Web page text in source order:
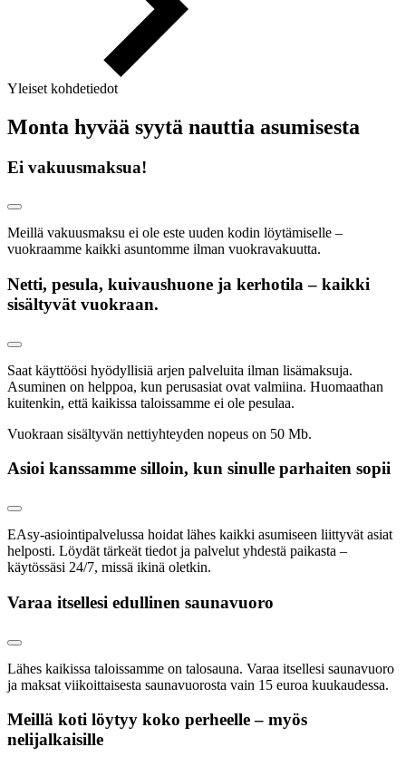
Yleiset kohdetiedot
Monta hyvää syytä nauttia asumisesta
Ei vakuusmaksua!
Meillä vakuusmaksu ei ole este uuden kodin löytämiselle –
vuokraamme kaikki asuntomme ilman vuokravakuutta.
Netti, pesula, kuivaushuone ja kerhotila – kaikki
sisältyvät vuokraan.
Saat käyttöösi hyödyllisiä arjen palveluita ilman lisämaksuja.
Asuminen on helppoa, kun perusasiat ovat valmiina. Huomaathan
kuitenkin, että kaikissa taloissamme ei ole pesulaa.
Vuokraan sisältyvän nettiyhteyden nopeus on 50 Mb.
Asioi kanssamme silloin, kun sinulle parhaiten sopii
EAsy-asiointipalvelussa hoidat lähes kaikki asumiseen liittyvät asiat
helposti. Löydät tärkeät tiedot ja palvelut yhdestä paikasta –
käytössäsi 24/7, missä ikinä oletkin.
Varaa itsellesi edullinen saunavuoro
Lähes kaikissa taloissamme on talosauna. Varaa itsellesi saunavuoro
ja maksat viikoittaisesta saunavuorosta vain 15 euroa kuukaudessa.
Meillä koti löytyy koko perheelle – myös
nelijalkaisille